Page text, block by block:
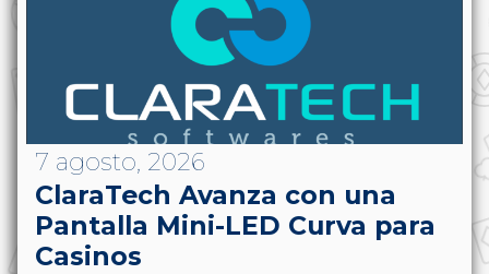
7 agosto, 2026
ClaraTech Avanza con una
Pantalla Mini-LED Curva para
Casinos